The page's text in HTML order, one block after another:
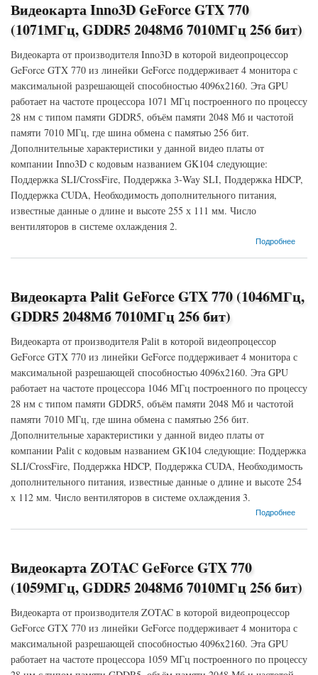
Видеокарта Inno3D GeForce GTX 770
(1071МГц, GDDR5 2048Мб 7010МГц 256 бит)
Видеокарта от производителя Inno3D в которой видеопроцессор
GeForce GTX 770 из линейки GeForce поддерживает 4 монитора с
максимальной разрешающей способностью 4096x2160. Эта GPU
работает на частоте процессора 1071 МГц построенного по процессу
28 нм с типом памяти GDDR5, объём памяти 2048 Мб и частотой
памяти 7010 МГц, где шина обмена с памятью 256 бит.
Дополнительные характеристики у данной видео платы от
компании Inno3D с кодовым названием GK104 следующие:
Поддержка SLI/CrossFire, Поддержка 3-Way SLI, Поддержка HDCP,
Поддержка CUDA, Необходимость дополнительного питания,
известные данные о длине и высоте 255 х 111 мм. Число
вентиляторов в системе охлаждения 2.
Подробнее
о Видеокарта Inno3D GeForce GTX 770 (1071МГц, GDDR5 2048Мб 7010МГц 256 бит)
Видеокарта Palit GeForce GTX 770 (1046МГц,
GDDR5 2048Мб 7010МГц 256 бит)
Видеокарта от производителя Palit в которой видеопроцессор
GeForce GTX 770 из линейки GeForce поддерживает 4 монитора с
максимальной разрешающей способностью 4096x2160. Эта GPU
работает на частоте процессора 1046 МГц построенного по процессу
28 нм с типом памяти GDDR5, объём памяти 2048 Мб и частотой
памяти 7010 МГц, где шина обмена с памятью 256 бит.
Дополнительные характеристики у данной видео платы от
компании Palit с кодовым названием GK104 следующие: Поддержка
SLI/CrossFire, Поддержка HDCP, Поддержка CUDA, Необходимость
дополнительного питания, известные данные о длине и высоте 254
х 112 мм. Число вентиляторов в системе охлаждения 3.
Подробнее
о Видеокарта Palit GeForce GTX 770 (1046МГц, GDDR5 2048Мб 7010МГц 256 бит)
Видеокарта ZOTAC GeForce GTX 770
(1059МГц, GDDR5 2048Мб 7010МГц 256 бит)
Видеокарта от производителя ZOTAC в которой видеопроцессор
GeForce GTX 770 из линейки GeForce поддерживает 4 монитора с
максимальной разрешающей способностью 4096x2160. Эта GPU
работает на частоте процессора 1059 МГц построенного по процессу